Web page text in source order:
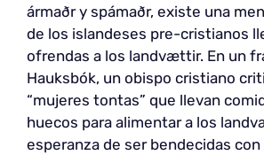
ármaðr y spámaðr, existe una
de los islandeses pre-cristianos
ofrendas a los landvættir. En un
Hauksbók, un obispo cristiano
“mujeres tontas” que llevan
huecos para alimentar a los
esperanza de ser bendecidas